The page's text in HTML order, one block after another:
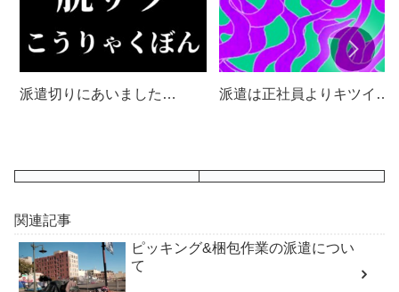
派遣切りにあいました… 派遣は正社員よりキツイ…
関連記事
ピッキング&梱包作業の派遣につい
て